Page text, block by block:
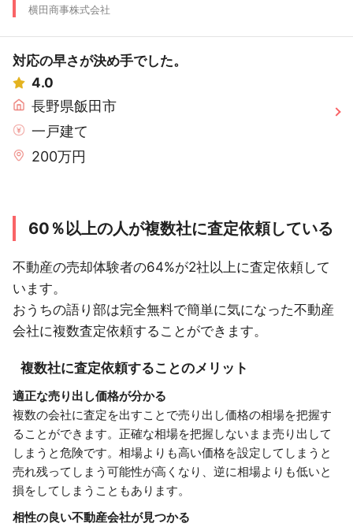
横田商事株式会社
対応の早さが決め手でした。
4.0
長野県飯田市
一戸建て
200万円
60％以上の人が複数社に査定依頼している
不動産の売却体験者の64%が2社以上に査定依頼して
います。
おうちの語り部は完全無料で簡単に気になった不動産
会社に複数査定依頼することができます。
複数社に査定依頼することのメリット
適正な売り出し価格が分かる
複数の会社に査定を出すことで売り出し価格の相場を把握す
ることができます。正確な相場を把握しないまま売り出して
しまうと危険です。相場よりも高い価格を設定してしまうと
売れ残ってしまう可能性が高くなり、逆に相場よりも低いと
損をしてしまうこともあります。
相性の良い不動産会社が見つかる